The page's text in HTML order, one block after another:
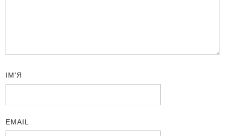
ІМ'Я
EMAIL